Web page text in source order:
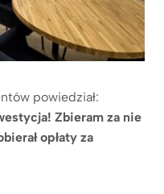
powiedział:
Zbieram za nie
opłaty za